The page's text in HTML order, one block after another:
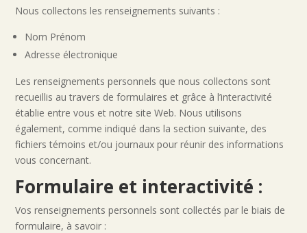
Nous collectons les renseignements suivants :
Nom Prénom
Adresse électronique
Les renseignements personnels que nous collectons sont
recueillis au travers de formulaires et grâce à l’interactivité
établie entre vous et notre site Web. Nous utilisons
également, comme indiqué dans la section suivante, des
fichiers témoins et/ou journaux pour réunir des informations
vous concernant.
Formulaire et interactivité :
Vos renseignements personnels sont collectés par le biais de
formulaire, à savoir :